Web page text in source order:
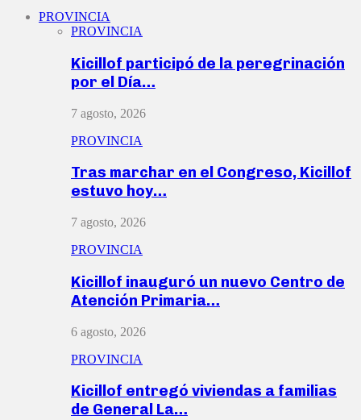
PROVINCIA
PROVINCIA
Kicillof participó de la peregrinación
por el Día…
7 agosto, 2026
PROVINCIA
Tras marchar en el Congreso, Kicillof
estuvo hoy…
7 agosto, 2026
PROVINCIA
Kicillof inauguró un nuevo Centro de
Atención Primaria…
6 agosto, 2026
PROVINCIA
Kicillof entregó viviendas a familias
de General La…